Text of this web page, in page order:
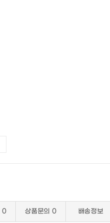
0 상품문의 0 배송정보